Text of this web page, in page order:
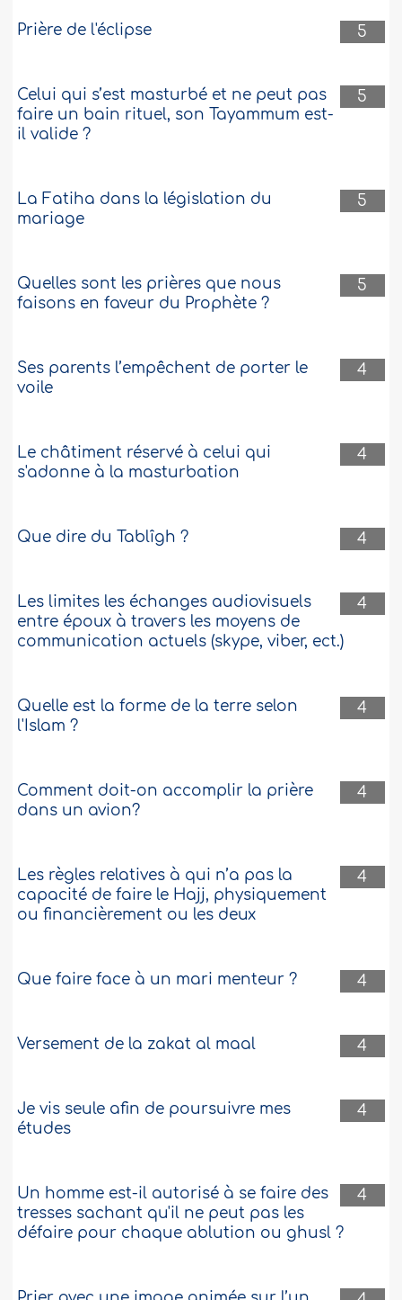
5
Prière de l'éclipse
5
Celui qui s’est masturbé et ne peut pas
faire un bain rituel, son Tayammum est-
il valide ?
5
La Fatiha dans la législation du
mariage
5
Quelles sont les prières que nous
faisons en faveur du Prophète ?
4
Ses parents l’empêchent de porter le
voile
4
Le châtiment réservé à celui qui
s'adonne à la masturbation
4
Que dire du Tablîgh ?
4
Les limites les échanges audiovisuels
entre époux à travers les moyens de
communication actuels (skype, viber, ect.)
4
Quelle est la forme de la terre selon
l'Islam ?
4
Comment doit-on accomplir la prière
dans un avion?
4
Les règles relatives à qui n’a pas la
capacité de faire le Hajj, physiquement
ou financièrement ou les deux
4
Que faire face à un mari menteur ?
4
Versement de la zakat al maal
4
Je vis seule afin de poursuivre mes
études
4
Un homme est-il autorisé à se faire des
tresses sachant qu'il ne peut pas les
défaire pour chaque ablution ou ghusl ?